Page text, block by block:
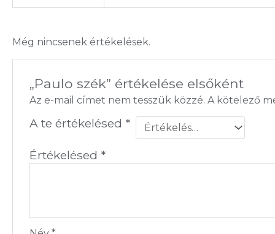
Még nincsenek értékelések.
„Paulo szék” értékelése elsőként
Az e-mail címet nem tesszük közzé. A kötelező
A te értékelésed *
Értékelésed *